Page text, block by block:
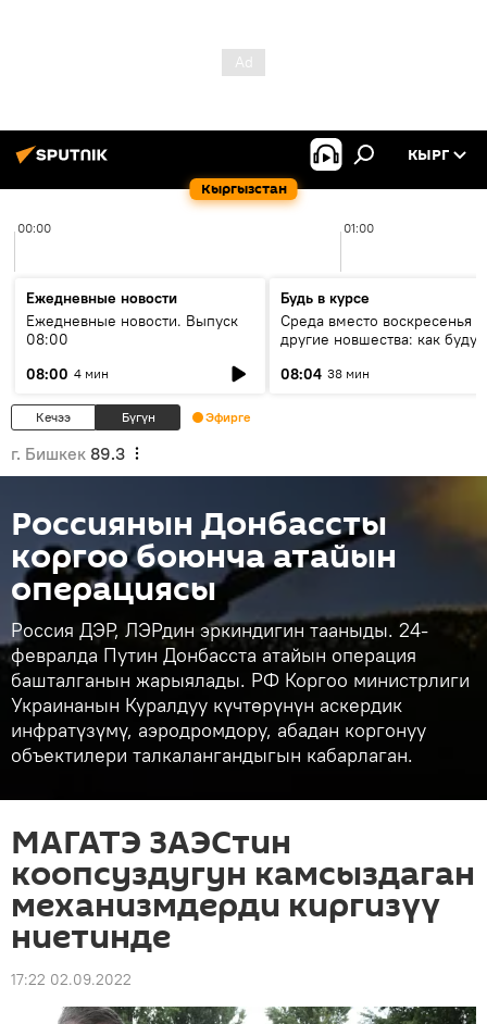
Кыргызстан
КЫРГ
00:00 01:00
Ежедневные новости
Ежедневные новости. Выпуск
08:00
08:00 4 мин
Будь в курсе
Среда вместо воскресенья и
другие новшества: как будут
08:04 38 мин
Кечээ Бүгүн Эфирге
г. Бишкек 89.3
Россиянын Донбассты
коргоо боюнча атайын
операциясы
Россия ДЭР, ЛЭРдин эркиндигин тааныды. 24-
февралда Путин Донбасста атайын операция
башталганын жарыялады. РФ Коргоо министрлиги
Украинанын Куралдуу күчтөрүнүн аскердик
инфратүзүмү, аэродромдору, абадан коргонуу
объектилери талкалангандыгын кабарлаган.
МАГАТЭ ЗАЭСтин
коопсуздугун камсыздаган
механизмдерди киргизүү
ниетинде
17:22 02.09.2022